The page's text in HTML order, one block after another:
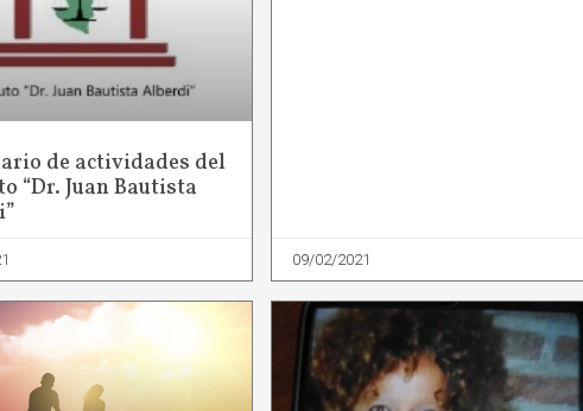
de actividades del
“Dr. Juan Bautista
09/02/2021